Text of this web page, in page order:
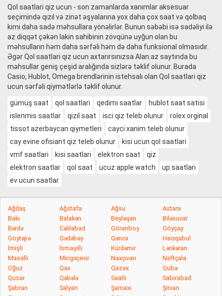
Qol saatlari qiz ucun - son zamanlarda xanımlar aksesuar
seçimində qızıl və zinət əşyalarına yox daha çox saat və qolbaq
kimi daha sadə məhsullara yönəlirlər. Bunun səbəbi isə sadəliyi ilə
az diqqət çəkən lakin sahibinin zövqünə uyğun olan bu
məhsulların həm daha sərfəli həm də daha funksional olmasıdır.
Əgər Qol saatlari qiz ucun axtarırsınızsa Alan.az saytında bu
məhsullar geniş çeşid aralığında sizlərə təklif olunur. Burada
Casio, Hublot, Omega brendlərinin istehsalı olan Qol saatlari qiz
ucun sərfəli qiymətlərlə təklif olunur.
gümüş saat qol saatlari qedimi saatlar
hublot saat satisi
islenmis saatlar
qizil saat isci qiz teleb olunur
rolex orginal
tissot azerbaycan qiymetleri
cayci xanim teleb olunur
cay evine ofisiant qiz teleb olunur
kisi ucun qol saatlari
vmf saatlari
kisi saatlari elektron saat
qiz
elektron saatlar
qol saat ucuz apple watch
up saatlari
ev ucun saatlar
Ağdaş Ağstafa Ağsu
Astara
Bakı
Balakən Beyləqan
Biləsuvar
Bərdə
Cəlilabad Göranboy
Göyçay
Göytəpə
Gədəbəy Gəncə
Hacıqabul
İmişli
İsmayıllı Kürdəmir
Lənkəran
Masallı
Mingəçevir Naxçıvan
Neftçala
Oğuz
Qax Qazax
Quba
Qusar
Qəbələ Saatlı
Sabirabad
Şabran
Salyan Şamaxı
Şirvan